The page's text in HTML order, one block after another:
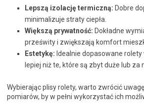
Lepszą izolację termiczną: Dobre
minimalizuje straty ciepła.
Większą prywatność: Dokładne
prześwity i zwiększają komfort
Estetykę: Idealnie dopasowane
lepiej niż te, które są zbyt duże lub za
Wybierając plisy rolety, warto zwrócić
pomiarów, by w pełni wykorzystać ich